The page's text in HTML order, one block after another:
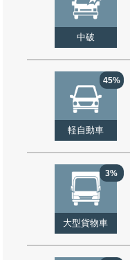
中破
45%
軽自動車
3%
大型貨物車